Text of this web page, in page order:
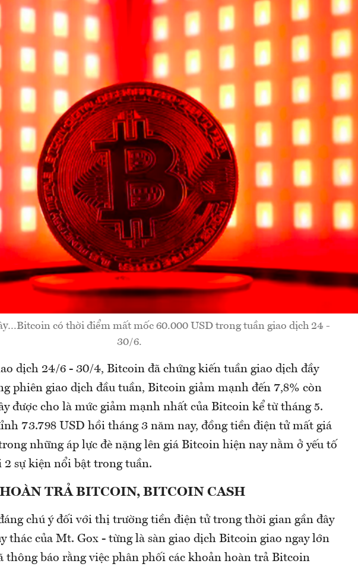
có thời điểm mất mốc 60.000 USD trong tuần giao dịch 24 -
30/6.
dịch 24/6 - 30/4, Bitcoin đã chứng kiến tuần giao dịch đầy
phiên giao dịch đầu tuần, Bitcoin giảm mạnh đến 7,8% còn
được cho là mức giảm mạnh nhất của Bitcoin kể từ tháng 5.
73.798 USD hồi tháng 3 năm nay, đồng tiền điện tử mất giá
những áp lực đè nặng lên giá Bitcoin hiện nay nằm ở yếu tố
2 sự kiện nổi bật trong tuần.
TRẢ BITCOIN, BITCOIN CASH
chú ý đối với thị trường tiền điện tử trong thời gian gần đây
thác của Mt. Gox - từng là sàn giao dịch Bitcoin giao ngay lớn
thông báo rằng việc phân phối các khoản hoàn trả Bitcoin